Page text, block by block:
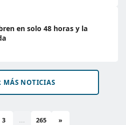
en solo 48 horas y la
MÁS NOTICIAS
3 ... 265 »